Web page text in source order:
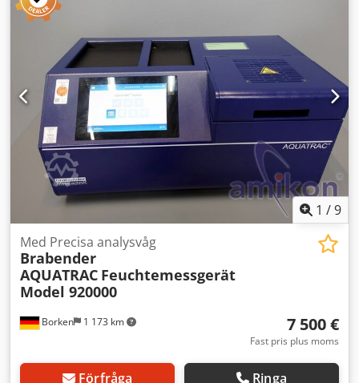
1 /9
Borken 1 173 km
Med Precisa analysvåg
Brabender
AQUATRAC Feuchtemessgerät
Model 920000
7 500 €
Fast pris plus moms
Förfråga Ringa